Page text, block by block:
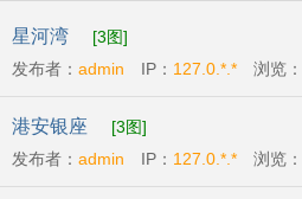
星河湾
[3图]
发布者： admin IP： 127.0.*.* 浏览：
04-09
港安银座
[3图]
发布者： admin IP： 127.0.*.* 浏览：